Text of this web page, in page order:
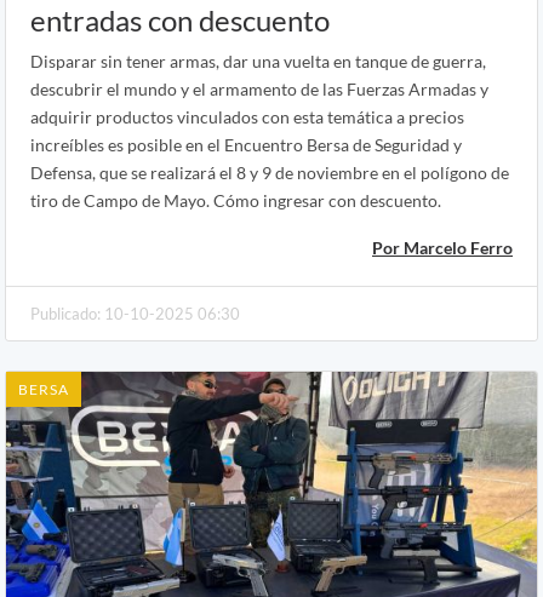
entradas con descuento
Disparar sin tener armas, dar una vuelta en tanque de guerra,
descubrir el mundo y el armamento de las Fuerzas Armadas y
adquirir productos vinculados con esta temática a precios
increíbles es posible en el Encuentro Bersa de Seguridad y
Defensa, que se realizará el 8 y 9 de noviembre en el polígono de
tiro de Campo de Mayo. Cómo ingresar con descuento.
Por Marcelo Ferro
Publicado: 10-10-2025 06:30
BERSA